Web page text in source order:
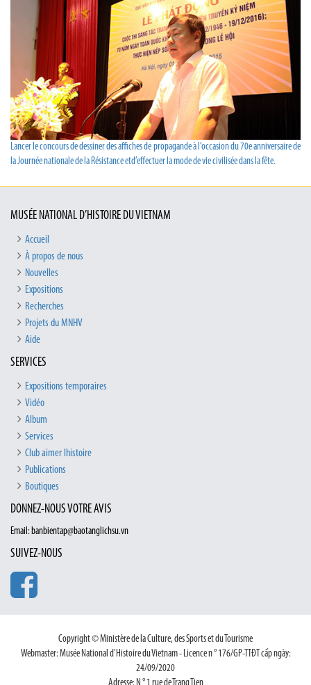
Lancer le concours de dessiner des affiches de propagande à l’occasion du 70e anniversaire de
la Journée nationale de la Résistance etd’effectuer la mode de vie civilisée dans la fête.
MUSÉE NATIONAL D’HISTOIRE DU VIETNAM
Accueil
À propos de nous
Nouvelles
Expositions
Recherches
Projets du MNHV
Aide
SERVICES
Expositions temporaires
Vidéo
Album
Services
Club aimer lhistoire
Publications
Boutiques
DONNEZ-NOUS VOTRE AVIS
Email: banbientap@baotanglichsu.vn
SUIVEZ-NOUS
Copyright © Ministère de la Culture, des Sports et du Tourisme
Webmaster: Musée National d'Histoire du Vietnam - Licence n ° 176/GP-TTĐT cấp ngày:
24/09/2020